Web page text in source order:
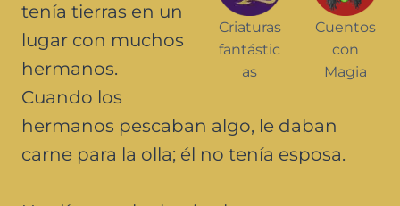
Cuentos
con
Magia
Criaturas
fantástic
as
tenía tierras en un
lugar con muchos
hermanos.
Cuando los
hermanos pescaban algo, le daban
carne para la olla; él no tenía esposa.